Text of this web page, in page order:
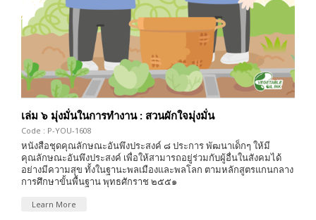
เล่ม ๖ มุ่งมั่นในการทำงาน : สวนผักใจมุ่งมั่น
Code : P-YOU-1608
หนังสือชุดคุณลักษณะอันพึงประสงค์ ๘ ประการ พัฒนาเด็กๆ ให้มี
คุณลักษณะอันพึงประสงค์ เพื่อให้สามารถอยู่ร่วมกับผู้อื่นในสังคมได้
อย่างมีความสุข ทั้งในฐานะพลเมืองและพลโลก ตามหลักสูตรแกนกลาง
การศึกษาขั้นพื้นฐาน พุทธศักราช ๒๕๕๑
Learn More